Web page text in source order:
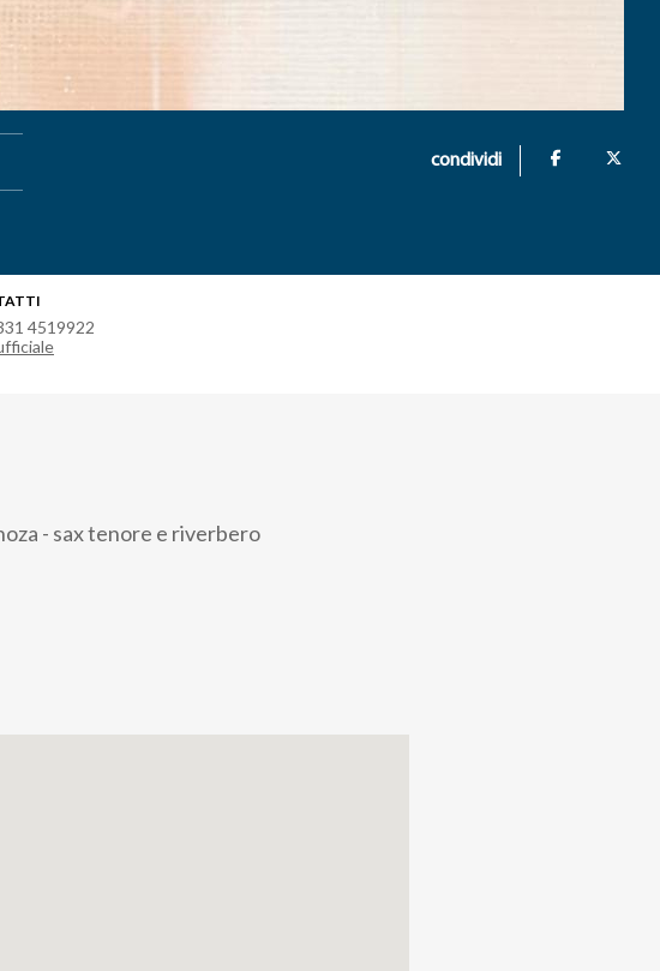
condividi
4519922
- sax tenore e riverbero